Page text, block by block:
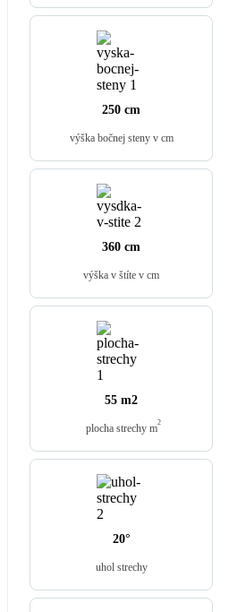
250 cm
výška bočnej steny v cm
360 cm
výška v štíte v cm
55 m2
plocha strechy m2
20°
uhol strechy